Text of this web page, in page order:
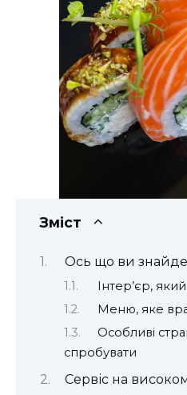
Зміст
Ось що ви
Інтер’єр,
Меню, яке
Особливі
спробувати
Сервіс на